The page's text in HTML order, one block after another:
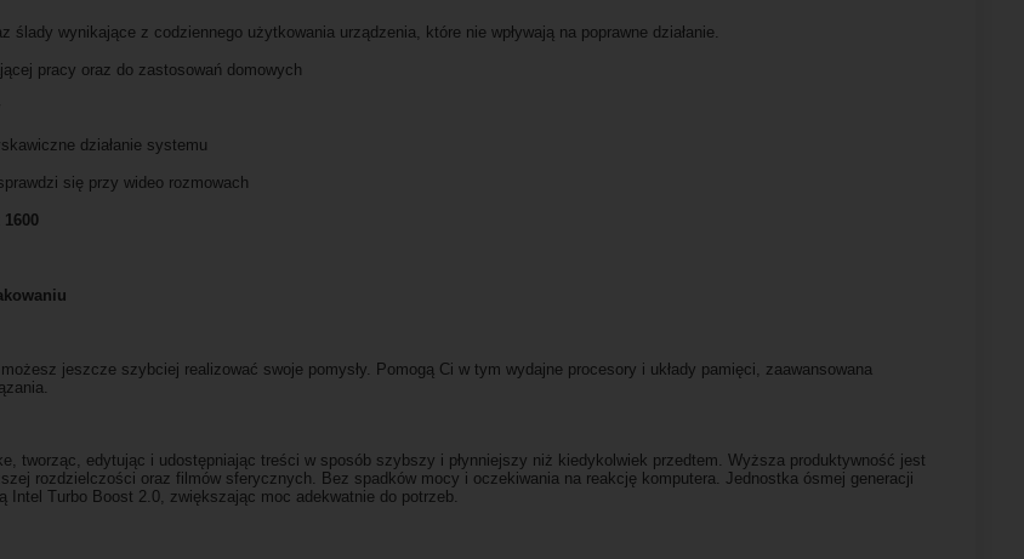
ślady wynikające z codziennego użytkowania urządzenia, które nie wpływają na poprawne działanie.
pracy oraz do zastosowań domowych
działanie systemu
się przy wideo rozmowach
1600
jeszcze szybciej realizować swoje pomysły. Pomogą Ci w tym wydajne procesory i układy pamięci, zaawansowana
tworząc, edytując i udostępniając treści w sposób szybszy i płynniejszy niż kiedykolwiek przedtem. Wyższa produktywność jest
rozdzielczości oraz filmów sferycznych. Bez spadków mocy i oczekiwania na reakcję komputera. Jednostka ósmej generacji
Turbo Boost 2.0, zwiększając moc adekwatnie do potrzeb.